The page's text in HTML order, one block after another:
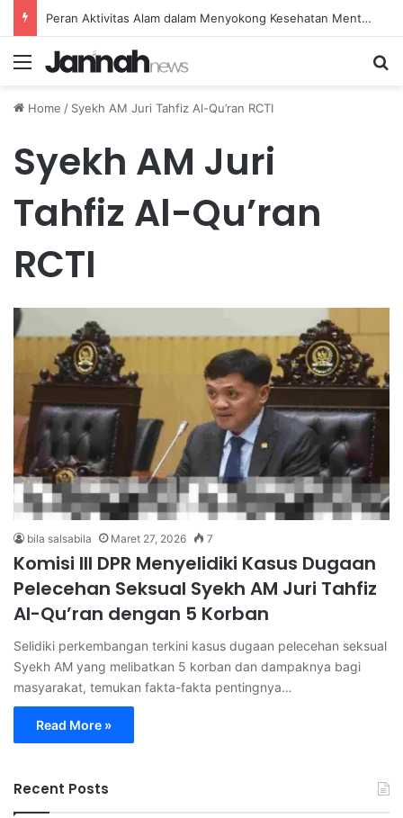
Peran Aktivitas Alam dalam Menyokong Kesehatan Mental dan Menenangkan Pikiran di Masa Sulit
Menu
Home / Syekh AM Juri Tahfiz Al-Qu’ran RCTI
Syekh AM Juri
Tahfiz Al-Qu’ran
RCTI
bila salsabila Maret 27, 2026 7
Komisi III DPR Menyelidiki Kasus Dugaan
Pelecehan Seksual Syekh AM Juri Tahfiz
Al-Qu’ran dengan 5 Korban
Selidiki perkembangan terkini kasus dugaan pelecehan seksual
Syekh AM yang melibatkan 5 korban dan dampaknya bagi
masyarakat, temukan fakta-fakta pentingnya…
Read More »
Recent Posts